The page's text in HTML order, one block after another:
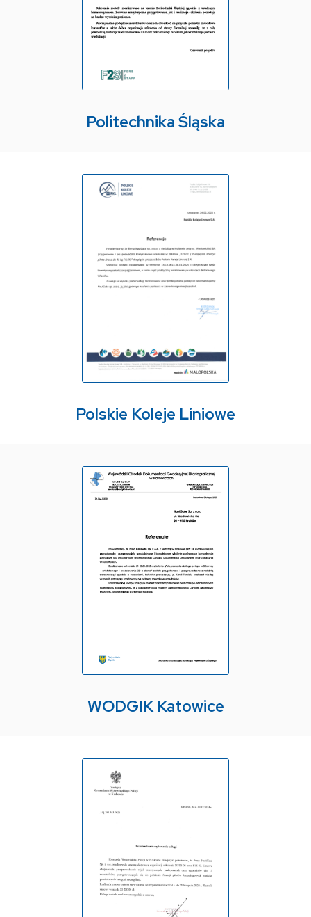
Politechnika Śląska
Polskie Koleje Liniowe
WODGIK Katowice